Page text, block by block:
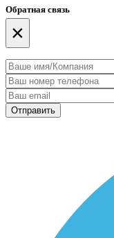
Обратная связь
×
Отправить